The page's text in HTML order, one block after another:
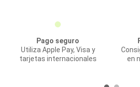
Pago seguro
Utiliza Apple Pay, Visa y
tarjetas internacionales
en